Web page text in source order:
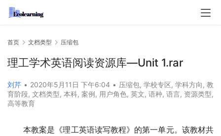
首页 文档类型 压缩包
理工学术英语阅读资源库—Unit 1.rar
刘芹 • 2020年5月11日 下午6:04 • 压缩包, 学校专区, 学科方向, 教
育阶段, 文档类型, 本科, 案例, 用户角色, 英文, 语种, 语言, 资源类型,
高等教育
本教案是《理工英语读写教程》的第一单元。该教材共